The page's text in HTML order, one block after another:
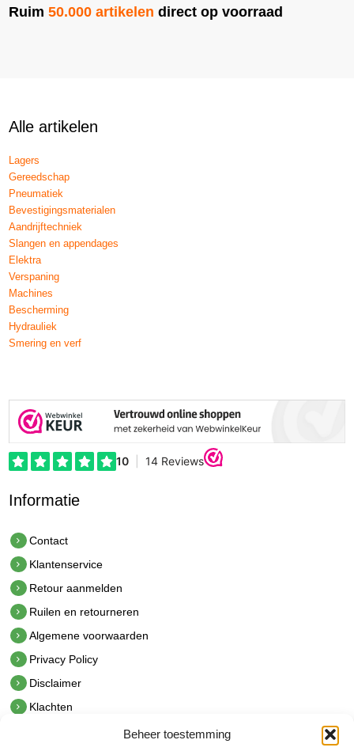
Beheer toestemming
Ruim50.000 artikelen direct op voorraad
Alle artikelen
Lagers
Gereedschap
Pneumatiek
Bevestigingsmaterialen
Aandrijftechniek
Slangen en appendages
Elektra
Verspaning
Machines
Bescherming
Hydrauliek
Smering en verf
Informatie
Contact
Klantenservice
Retour aanmelden
Ruilen en retourneren
Algemene voorwaarden
Privacy Policy
Disclaimer
Klachten